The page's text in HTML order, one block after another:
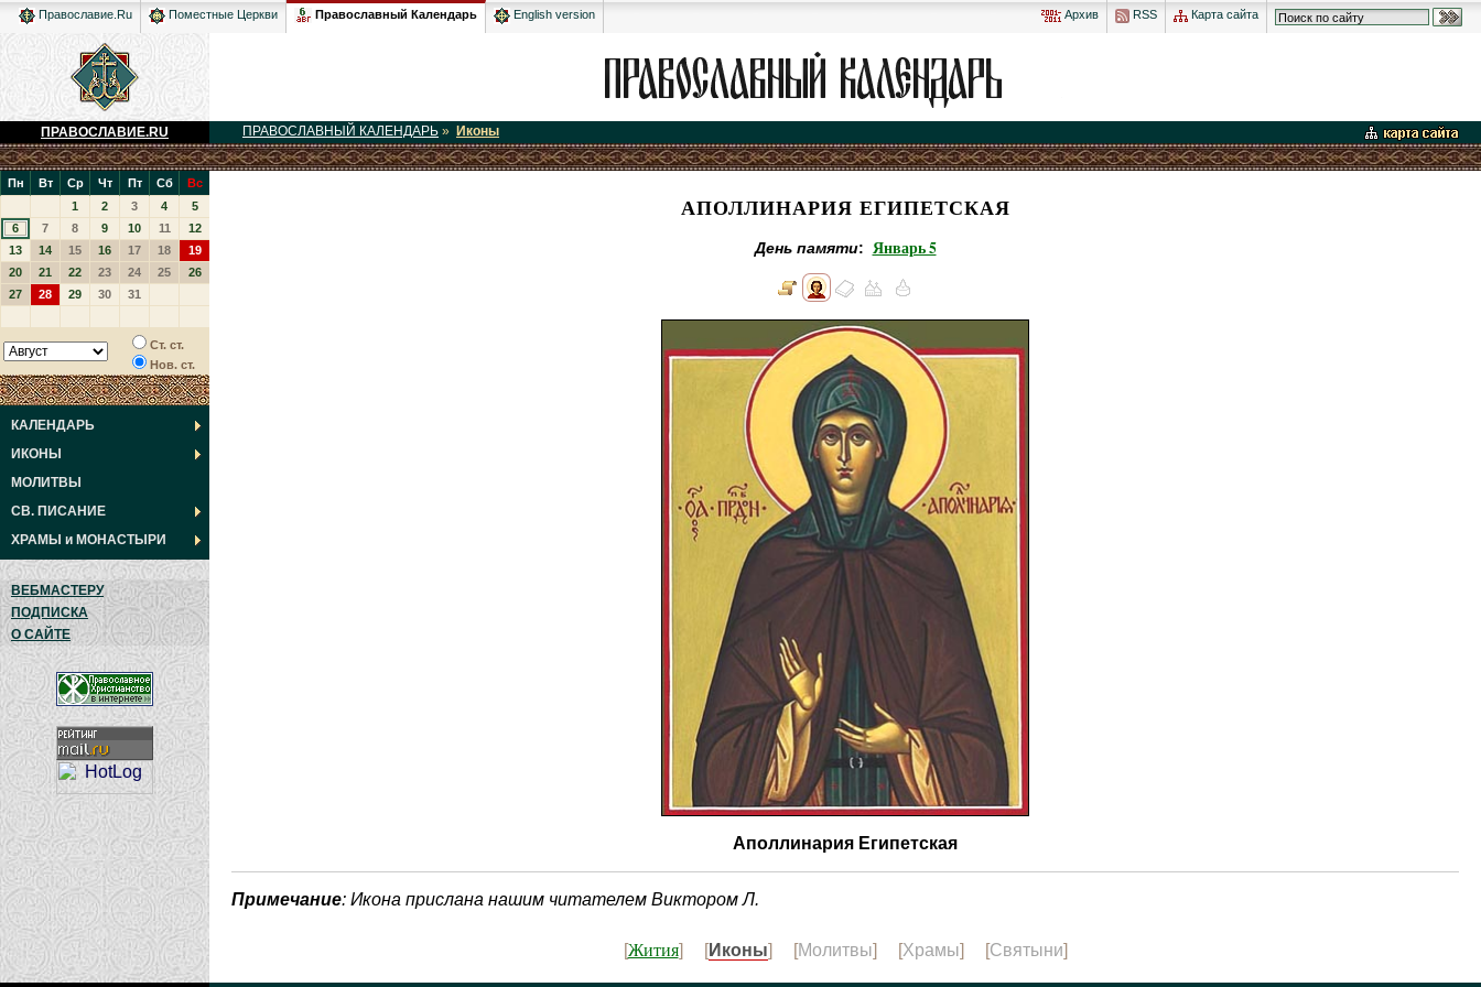
Архив RSS Карта сайта
Православие.Ru Поместные Церкви Православный Календарь English version
ПРАВОСЛАВИЕ.RU ПРАВОСЛАВНЫЙ КАЛЕНДАРЬ » Иконы
Пн Вт Ср Чт Пт Сб
Вс
1
2 3 4
5
6
7 8 9 10 11
12
13
14 15 16 17 18
19
20
21 22 23 24 25
26
27
28 29 30 31
Ст. ст.
Нов. ст.
КАЛЕНДАРЬ
ИКОНЫ
МОЛИТВЫ
СВ. ПИСАНИЕ
ХРАМЫ и МОНАСТЫРИ
ВЕБМАСТЕРУ
ПОДПИСКА
О САЙТЕ
АПОЛЛИНАРИЯ ЕГИПЕТСКАЯ
День памяти: Январь 5
Аполлинария Египетская
Примечание: Икона прислана нашим читателем Виктором Л.
[Жития] [Иконы] [Молитвы] [Храмы] [Святыни]